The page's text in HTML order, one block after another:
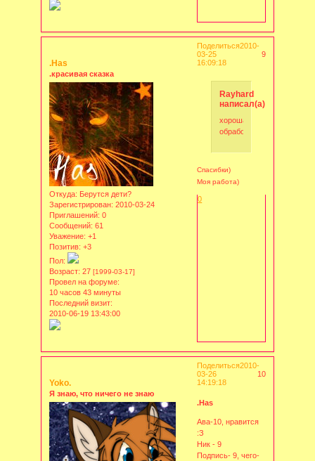
Поделиться
9
2010-
03-25
16:09:18
.Has
.красивая сказка
Откуда: Берутся дети?
Зарегистрирован: 2010-03-24
Приглашений: 0
Сообщений: 61
Уважение: +1
Позитив: +3
Пол:
Возраст: 27[1999-03-17]
Провел на форуме:
10 часов 43 минуты
Последний визит:
2010-06-19 13:43:00
Rayhard
написал(а):
хорошая
обработка
Спасибки)
Моя работа)
0
Поделиться
10
2010-
03-26
14:19:18
Yoko.
Я знаю, что ничего не знаю
.Has
Ава-10, нравится
:З
Ник - 9
Подпись- 9, чего-